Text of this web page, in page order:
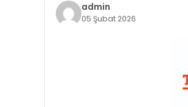
admin
05 Şubat 2026